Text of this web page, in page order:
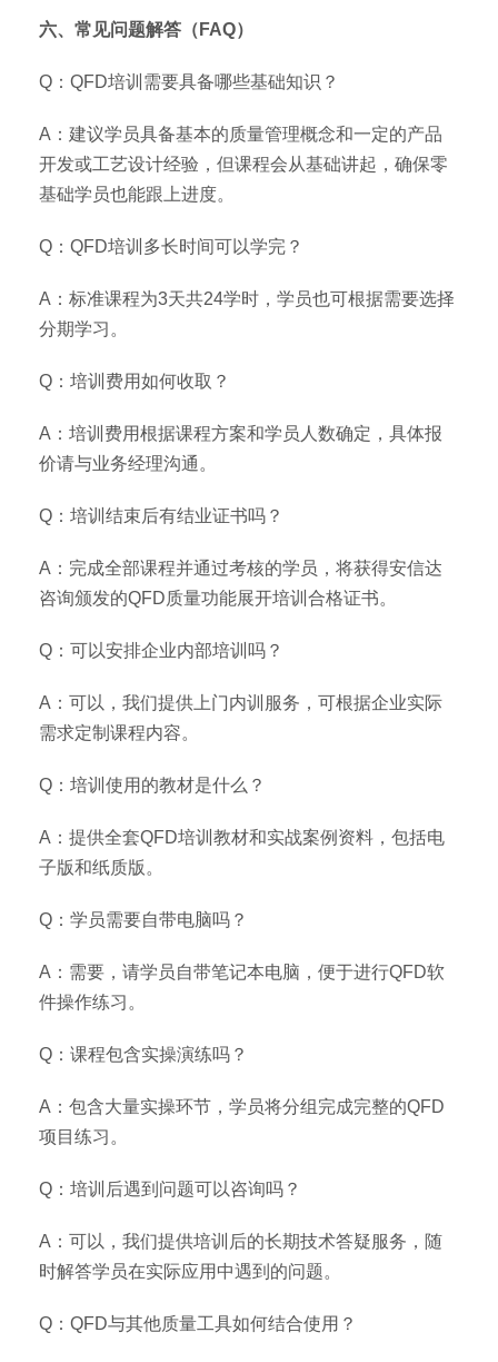
六、常见问题解答（FAQ）
Q：QFD培训需要具备哪些基础知识？
A：建议学员具备基本的质量管理概念和一定的产品
开发或工艺设计经验，但课程会从基础讲起，确保零
基础学员也能跟上进度。
Q：QFD培训多长时间可以学完？
A：标准课程为3天共24学时，学员也可根据需要选择
分期学习。
Q：培训费用如何收取？
A：培训费用根据课程方案和学员人数确定，具体报
价请与业务经理沟通。
Q：培训结束后有结业证书吗？
A：完成全部课程并通过考核的学员，将获得安信达
咨询颁发的QFD质量功能展开培训合格证书。
Q：可以安排企业内部培训吗？
A：可以，我们提供上门内训服务，可根据企业实际
需求定制课程内容。
Q：培训使用的教材是什么？
A：提供全套QFD培训教材和实战案例资料，包括电
子版和纸质版。
Q：学员需要自带电脑吗？
A：需要，请学员自带笔记本电脑，便于进行QFD软
件操作练习。
Q：课程包含实操演练吗？
A：包含大量实操环节，学员将分组完成完整的QFD
项目练习。
Q：培训后遇到问题可以咨询吗？
A：可以，我们提供培训后的长期技术答疑服务，随
时解答学员在实际应用中遇到的问题。
Q：QFD与其他质量工具如何结合使用？